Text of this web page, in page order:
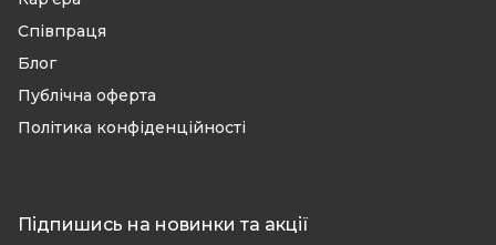
Співпраця
Блог
Публічна оферта
Політика конфіденційності
Підпишись на новинки та акції